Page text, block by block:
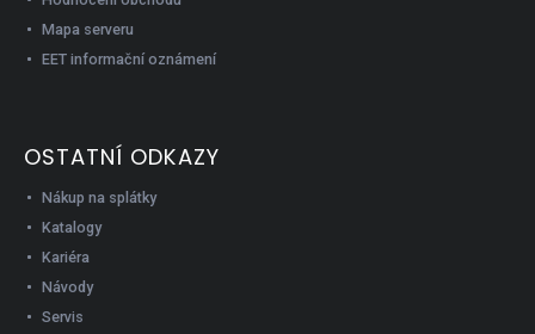
Mapa serveru
EET informační oznámení
OSTATNÍ ODKAZY
Nákup na splátky
Katalogy
Kariéra
Návody
Servis